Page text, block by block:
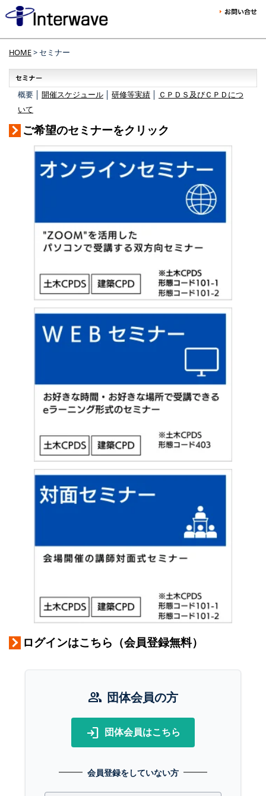
HOME> セミナー
概要 │ 開催スケジュール 研修等実績
ＣＰＤＳ及びＣＰＤにつ
いて
ご希望のセミナーをクリック
ログインはこちら（会員登録無料）
group 団体会員の方
login 団体会員はこちら
会員登録をしていない方